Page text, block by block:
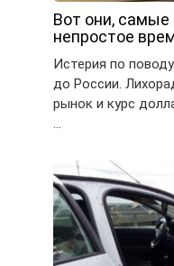
Вот они,
непростое
Истерия по
до России.
рынок и курс
…